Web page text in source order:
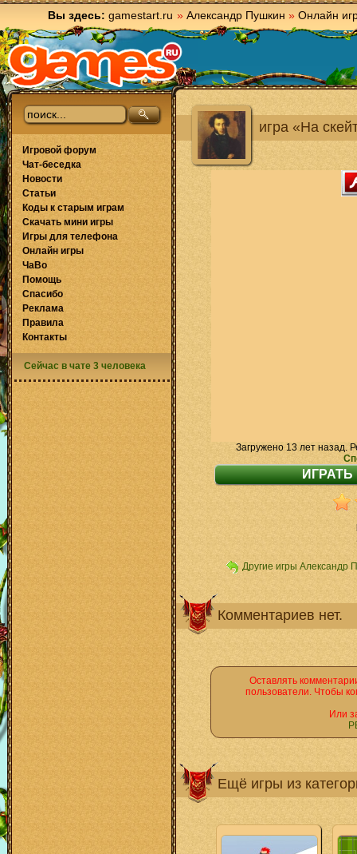
Вы здесь: gamestart.ru » Александр Пушкин » Онлайн
игра «На
Загружено 13 лет назад.
Другие игры Александр
Комментариев нет.
Оставлять
пользователи. Чтобы
Или
Ещё игры из
Игровой форум
Чат-беседка
Новости
Статьи
Коды к старым играм
Скачать мини игры
Игры для телефона
Онлайн игры
ЧаВо
Помощь
Спасибо
Реклама
Правила
Контакты
Сейчас в чате 3 человека